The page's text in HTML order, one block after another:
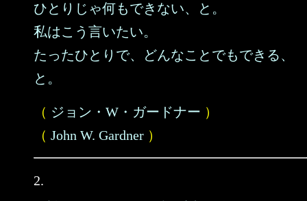
ひとりじゃ何もできない、と。
私はこう言いたい。
たったひとりで、どんなことでもできる、
と。
（ ジョン・W・ガードナー ）
（ John W. Gardner ）
2.